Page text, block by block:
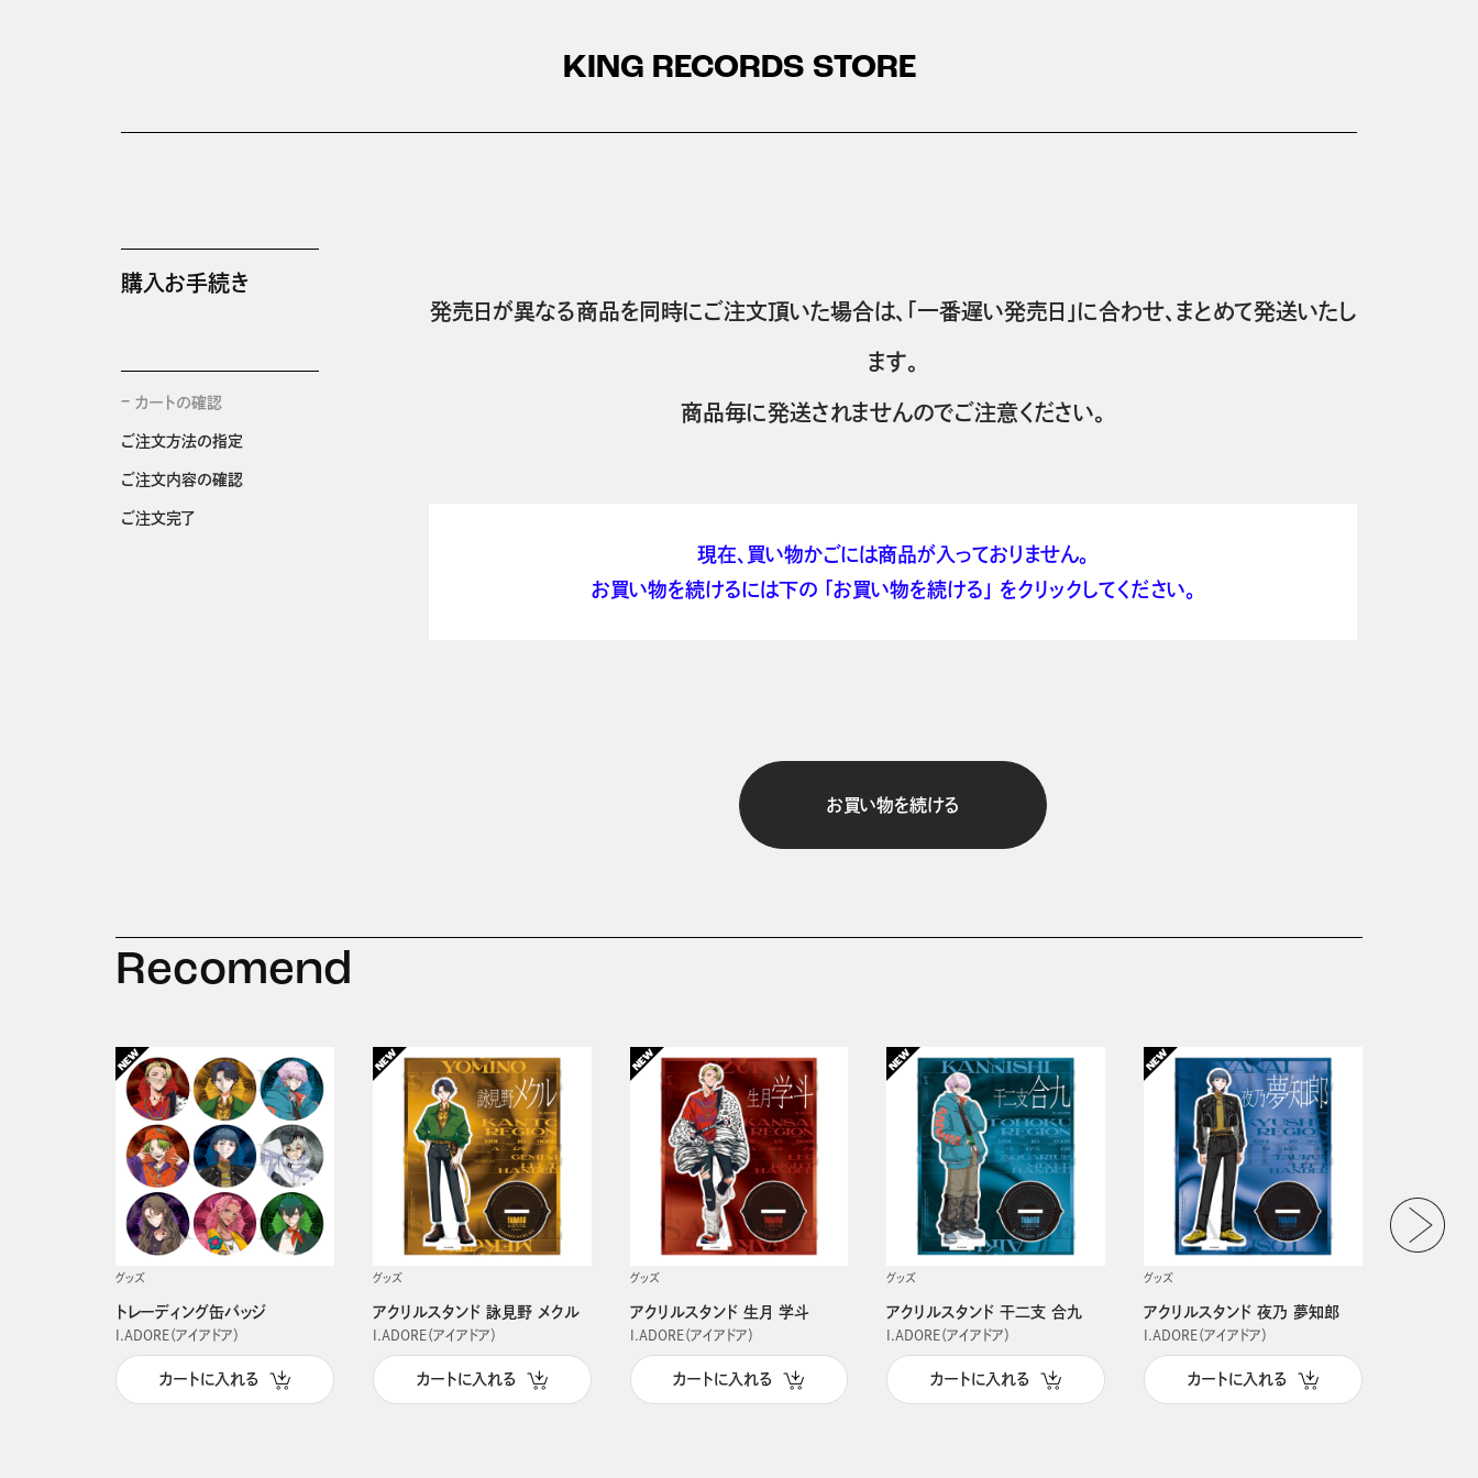
KING RECORDS STORE
購入お手続き
カートの確認
ご注文方法の指定
ご注文内容の確認
ご注文完了
発売日が異なる商品を同時にご注文頂いた場合は、「一番遅い発売日」に合わせ、まとめて発送いたし
ます。
商品毎に発送されませんのでご注意ください。
現在、買い物かごには商品が入っておりません。
お買い物を続けるには下の 「お買い物を続ける」 をクリックしてください。
お買い物を続ける
Recomend
グッズ
トレーディング缶バッジ
I.ADORE（アイアドア）
カートに入れる
グッズ
アクリルスタンド 詠見野 メクル
I.ADORE（アイアドア）
カートに入れる
グッズ
アクリルスタンド 生月 学斗
I.ADORE（アイアドア）
カートに入れる
グッズ
アクリルスタンド 干二支 合九
I.ADORE（アイアドア）
カートに入れる
グッズ
アクリルスタンド 夜乃 夢知郎
I.ADORE（アイアドア）
カートに入れる